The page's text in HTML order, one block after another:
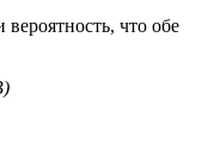
что обе